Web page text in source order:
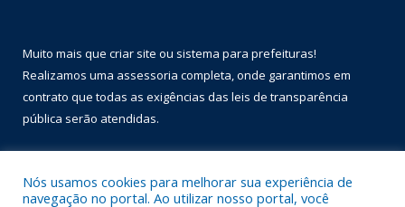
Muito mais que criar site ou sistema para prefeituras!
Realizamos uma assessoria completa, onde garantimos em
contrato que todas as exigências das leis de transparência
pública serão atendidas.
Nós usamos cookies para melhorar sua experiência de
navegação no portal. Ao utilizar nosso portal, você